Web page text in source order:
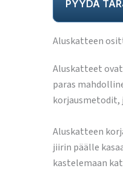
PYYDÄ
Aluskatteen
Aluskatteet
paras
korjausmetodit,
Aluskatteen
jiirin päälle
kastelemaan